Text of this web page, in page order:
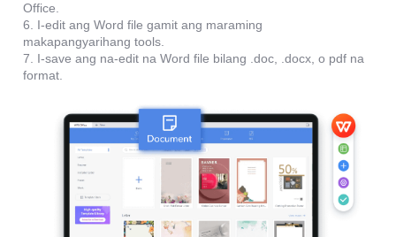
Office.
6. I-edit ang Word file gamit ang maraming
makapangyarihang tools.
7. I-save ang na-edit na Word file bilang .doc, .docx, o pdf na
format.